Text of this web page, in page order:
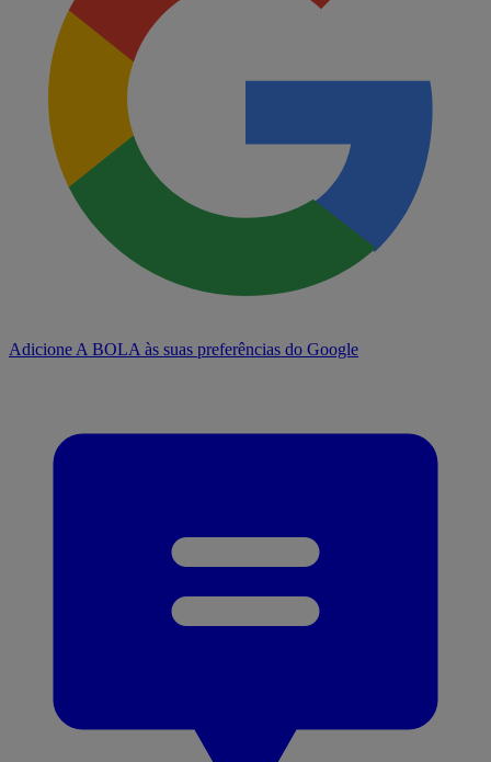
Adicione A BOLA às suas preferências do Google